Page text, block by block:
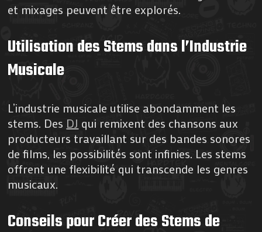
et mixages peuvent être explorés.
Utilisation des Stems dans l’Industrie
Musicale
L’industrie musicale utilise abondamment les
stems. Des DJ qui remixent des chansons aux
producteurs travaillant sur des bandes sonores
de films, les possibilités sont infinies. Les stems
offrent une flexibilité qui transcende les genres
musicaux.
Conseils pour Créer des Stems de